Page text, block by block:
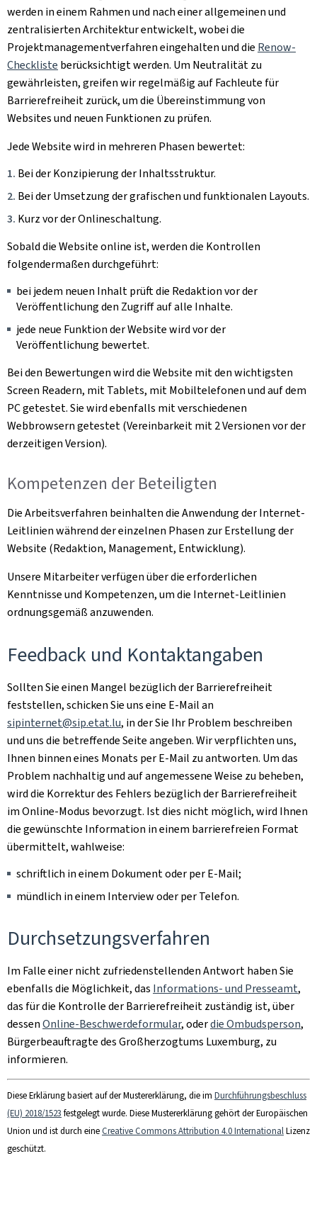
werden in einem Rahmen und nach einer allgemeinen und
zentralisierten Architektur entwickelt, wobei die
Projektmanagementverfahren eingehalten und die Renow-
Checkliste berücksichtigt werden. Um Neutralität zu
gewährleisten, greifen wir regelmäßig auf Fachleute für
Barrierefreiheit zurück, um die Übereinstimmung von
Websites und neuen Funktionen zu prüfen.
Jede Website wird in mehreren Phasen bewertet:
Bei der Konzipierung der Inhaltsstruktur.
Bei der Umsetzung der grafischen und funktionalen Layouts.
Kurz vor der Onlineschaltung.
Sobald die Website online ist, werden die Kontrollen
folgendermaßen durchgeführt:
bei jedem neuen Inhalt prüft die Redaktion vor der
Veröffentlichung den Zugriff auf alle Inhalte.
jede neue Funktion der Website wird vor der
Veröffentlichung bewertet.
Bei den Bewertungen wird die Website mit den wichtigsten
Screen Readern, mit Tablets, mit Mobiltelefonen und auf dem
PC getestet. Sie wird ebenfalls mit verschiedenen
Webbrowsern getestet (Vereinbarkeit mit 2 Versionen vor der
derzeitigen Version).
Kompetenzen der Beteiligten
Die Arbeitsverfahren beinhalten die Anwendung der Internet-
Leitlinien während der einzelnen Phasen zur Erstellung der
Website (Redaktion, Management, Entwicklung).
Unsere Mitarbeiter verfügen über die erforderlichen
Kenntnisse und Kompetenzen, um die Internet-Leitlinien
ordnungsgemäß anzuwenden.
Feedback und Kontaktangaben
Sollten Sie einen Mangel bezüglich der Barrierefreiheit
feststellen, schicken Sie uns eine E-Mail an
sipinternet@sip.etat.lu, in der Sie Ihr Problem beschreiben
und uns die betreffende Seite angeben. Wir verpflichten uns,
Ihnen binnen eines Monats per E-Mail zu antworten. Um das
Problem nachhaltig und auf angemessene Weise zu beheben,
wird die Korrektur des Fehlers bezüglich der Barrierefreiheit
im Online-Modus bevorzugt. Ist dies nicht möglich, wird Ihnen
die gewünschte Information in einem barrierefreien Format
übermittelt, wahlweise:
schriftlich in einem Dokument oder per E-Mail;
mündlich in einem Interview oder per Telefon.
Durchsetzungsverfahren
Im Falle einer nicht zufriedenstellenden Antwort haben Sie
ebenfalls die Möglichkeit, das Informations- und Presseamt,
das für die Kontrolle der Barrierefreiheit zuständig ist, über
dessenOnline-Beschwerdeformular, oderdie Ombudsperson,
Bürgerbeauftragte des Großherzogtums Luxemburg, zu
informieren.
Diese Erklärung basiert auf der Mustererklärung, die im Durchführungsbeschluss
(EU) 2018/1523 festgelegt wurde. Diese Mustererklärung gehört der Europäischen
Union und ist durch eineCreative Commons Attribution 4.0 InternationalLizenz
geschützt.